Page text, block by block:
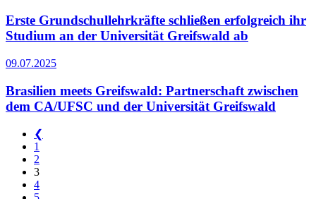
Erste Grundschullehrkräfte schließen erfolgreich ihr
Studium an der Universität Greifswald ab
09.07.2025
Brasilien meets Greifswald: Partnerschaft zwischen
dem CA/UFSC und der Universität Greifswald
❮
1
2
3
4